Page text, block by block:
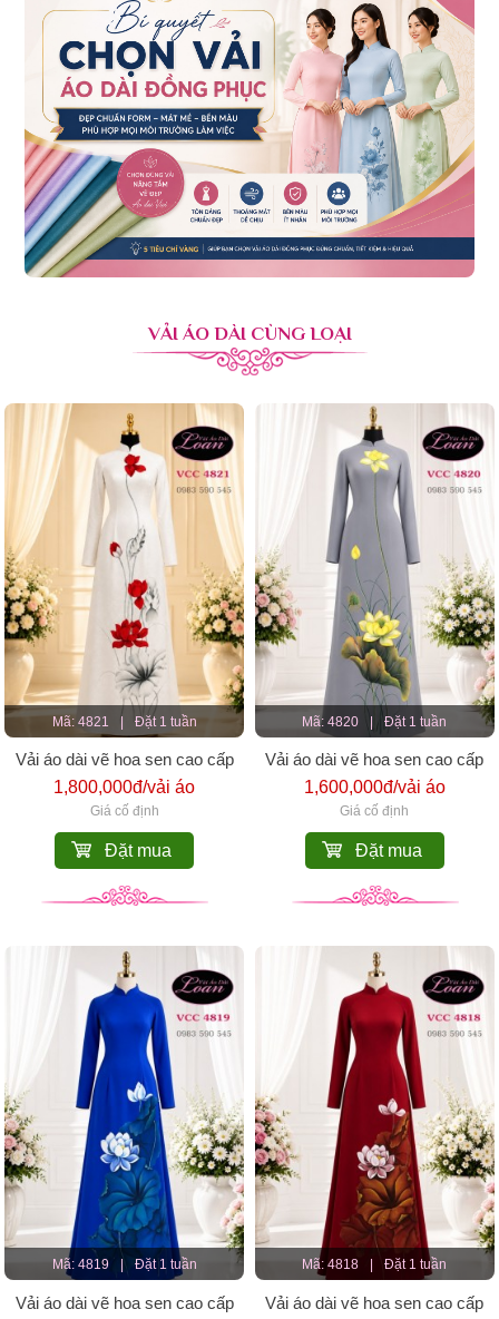
VẢI ÁO DÀI CÙNG LOẠI
Mã: 4821 | Đặt 1 tuần
Vải áo dài vẽ hoa sen cao cấp
1,800,000đ/vải áo
Giá cố định
Đặt mua
Mã: 4820 | Đặt 1 tuần
Vải áo dài vẽ hoa sen cao cấp
1,600,000đ/vải áo
Giá cố định
Đặt mua
Mã: 4819 Đặt 1 tuần
Vải áo dài vẽ hoa sen cao cấp
Mã: 4818 Đặt 1 tuần
Vải áo dài vẽ hoa sen cao cấp